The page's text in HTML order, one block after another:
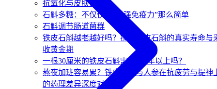
抗氧化与皮肤健康
石斛多糖：不仅仅是“增强免疫力”那么简单
石斛调节肠道菌群
铁皮石斛越老越好吗？探寻铁皮石斛的真实寿命与
收黄金期
一根30厘米的铁皮石斛需要长4年以上吗？
熬夜加班容易累？铁皮石斛与人参在抗疲劳与提神
的药理差异深度对比